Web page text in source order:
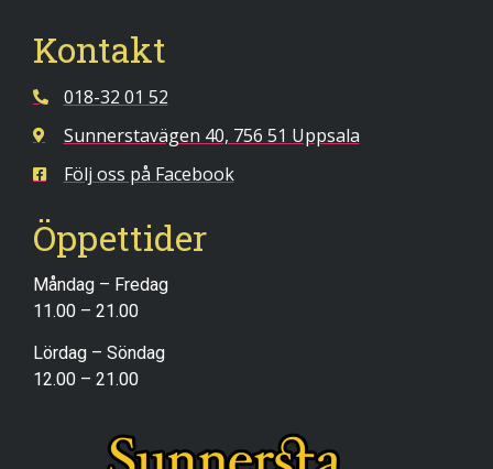
Kontakt
018-32 01 52
Sunnerstavägen 40, 756 51 Uppsala
Följ oss på Facebook
Öppettider
Måndag – Fredag
11.00 – 21.00
Lördag – Söndag
12.00 – 21.00